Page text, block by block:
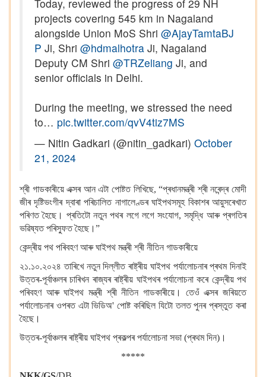
Today, reviewed the progress of 29 NH
projects covering 545 km in Nagaland
alongside Union MoS Shri @AjayTamtaBJ
P Ji, Shri @hdmalhotra Ji, Nagaland
Deputy CM Shri @TRZeliang Ji, and
senior officials in Delhi.
During the meeting, we stressed the need
to… pic.twitter.com/qvV4tiz7MS
— Nitin Gadkari (@nitin_gadkari) October
21, 2024
শ্ৰী গাডকাৰীয়ে এক্সৰ আন এটা পোষ্টত লিখিছে, “প্ৰধানমন্ত্ৰী শ্ৰী নৰেন্দ্ৰ মোদী
জীৰ দৃষ্টিভংগীৰ দ্বাৰা পৰিচালিত নাগালেণ্ডৰ ঘাইপথসমূহ বিকাশৰ আয়ুসৰেখাত
পৰিণত হৈছে। প্ৰতিটো নতুন পথৰ লগে লগে সংযোগ, সমৃদ্ধি আৰু প্ৰগতিৰ
ভৱিষ্যত পৰিস্ফুত হৈছে।”
কেন্দ্ৰীয় পথ পৰিবহণ আৰু ঘাইপথ মন্ত্ৰী শ্ৰী নীতিন গাডকাৰীয়ে
২১.১০.২০২৪ তাৰিখে নতুন দিল্লীত ৰাষ্ট্ৰীয় ঘাইপথ পৰ্যালোচনাৰ প্ৰথম দিনাই
উত্তৰ-পূৰ্বাঞ্চলৰ চাৰিখন ৰাজ্যৰ ৰাষ্ট্ৰীয় ঘাইপথৰ পৰ্যালোচনা কৰে কেন্দ্ৰীয় পথ
পৰিবহণ আৰু ঘাইপথ মন্ত্ৰী শ্ৰী নীতিন গাডকাৰীয়ে। তেওঁ এক্সৰ জৰিয়তে
পৰ্যালোচনাৰ ওপৰত এটা ভিডিঅ' পোষ্ট কৰিছিল যিটো তলত পুনৰ প্ৰস্তুত কৰা
হৈছে।
উত্তৰ-পূৰ্বাঞ্চলৰ ৰাষ্ট্ৰীয় ঘাইপথ প্ৰকল্পৰ পৰ্যালোচনা সভা (প্ৰথম দিন)।
*****